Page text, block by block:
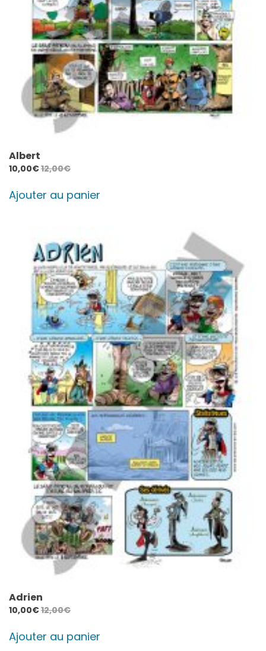
Albert
10,00€12,00€
Ajouter au panier
Adrien
10,00€12,00€
Ajouter au panier